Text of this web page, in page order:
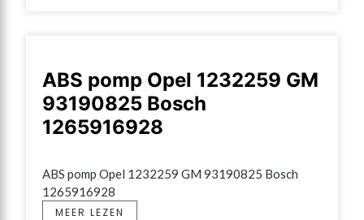
ABS pomp Opel 1232259 GM
93190825 Bosch
1265916928
ABS pomp Opel 1232259 GM 93190825 Bosch
1265916928
MEER LEZEN